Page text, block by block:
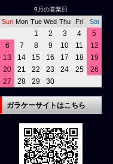
9月の営業日
Sun Mon Tue Wed Thu Fri Sat
1 2 3 4
5
6
7 8 9 10 11
12
13
14 15 16 17 18
19
20
21 22 23 24 25
26
27
28 29 30
ガラケーサイトはこちら